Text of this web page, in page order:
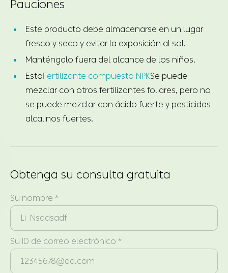
Pauciones
Este producto debe almacenarse en un lugar
fresco y seco y evitar la exposición al sol.
Manténgalo fuera del alcance de los niños.
EstoFertilizante compuesto NPKSe puede
mezclar con otros fertilizantes foliares, pero no
se puede mezclar con ácido fuerte y pesticidas
alcalinos fuertes.
Obtenga su consulta gratuita
Su nombre *
Su ID de correo electrónico *